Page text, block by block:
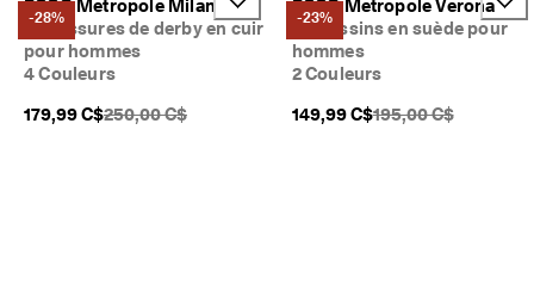
-28%
ECCO Metropole Milan
Chaussures de derby en cuir
pour hommes
4 Couleurs
179,99 C$PDSF original {{price}}:
250,00 C$
-23%
ECCO Metropole Verona
Mocassins en suède pour
hommes
2 Couleurs
149,99 C$PDSF original
195,00 C$